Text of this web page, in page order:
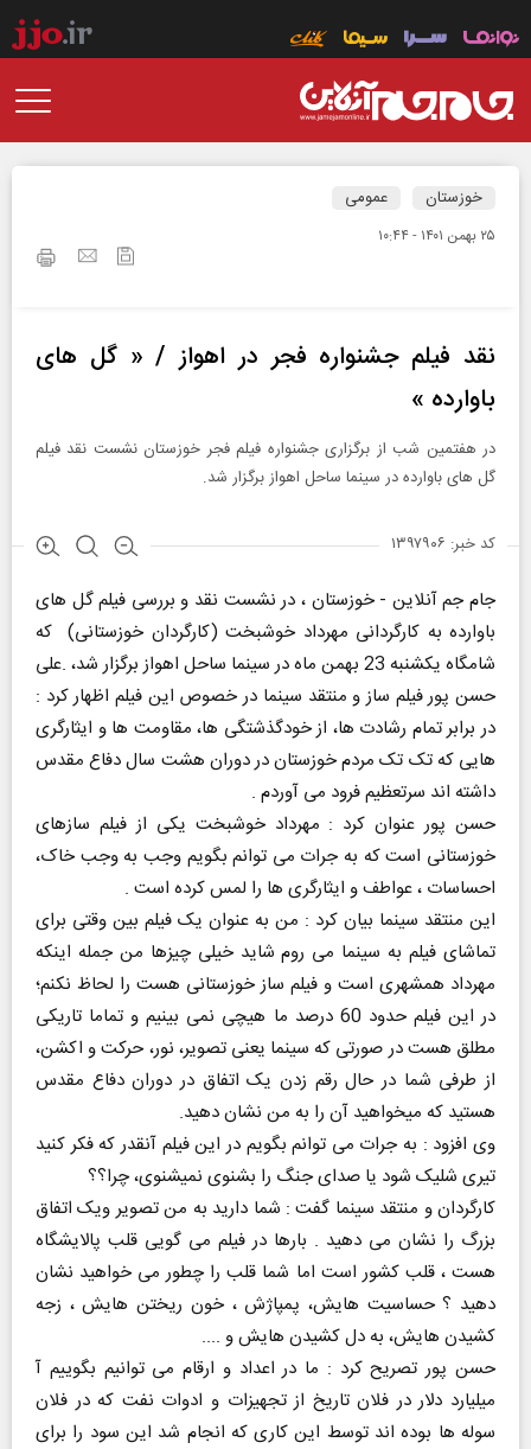
خوزستان عمومی
۲۵ بهمن ۱۴۰۱ - ۱۰:۴۴
نقد فیلم جشنواره فجر در اهواز / « گل های
باوارده »
در هفتمین شب از برگزاری جشنواره فیلم فجر خوزستان نشست نقد فیلم
گل های باوارده در سینما ساحل اهواز برگزار شد.
کد خبر: ۱۳۹۷۹۰۶
جام جم آنلاین - خوزستان ، در نشست نقد و بررسی فیلم گل های
باوارده به کارگردانی مهرداد خوشبخت (کارگردان خوزستانی) که
شامگاه یکشنبه 23 بهمن ماه در سینما ساحل اهواز برگزار شد، .علی
حسن پور فیلم ساز و منتقد سینما در خصوص این فیلم اظهار کرد :
در برابر تمام رشادت ها، از خودگذشتگی ها، مقاومت ها و ایثارگری
هایی که تک تک مردم خوزستان در دوران هشت سال دفاع مقدس
داشته اند سرتعظیم فرود می آوردم .
حسن پور عنوان کرد : مهرداد خوشبخت یکی از فیلم سازهای
خوزستانی است که به جرات می توانم بگویم وجب به وجب خاک،
احساسات ، عواطف و ایثارگری ها را لمس کرده است .
این منتقد سینما بیان کرد : من به عنوان یک فیلم بین وقتی برای
تماشای فیلم به سینما می روم شاید خیلی چیزها من جمله اینکه
مهرداد همشهری است و فیلم ساز خوزستانی هست را لحاظ نکنم؛
در این فیلم حدود 60 درصد ما هیچی نمی بینیم و تماما تاریکی
مطلق هست در صورتی که سینما یعنی تصویر، نور، حرکت و اکشن،
از طرفی شما در حال رقم زدن یک اتفاق در دوران دفاع مقدس
هستید که میخواهید آن را به من نشان دهید.
وی افزود : به جرات می توانم بگویم در این فیلم آنقدر که فکر کنید
تیری شلیک شود یا صدای جنگ را بشنوی نمیشنوی، چرا؟؟
کارگردان و منتقد سینما گفت : شما دارید به من تصویر ویک اتفاق
بزرگ را نشان می دهید . بارها در فیلم می گویی قلب پالایشگاه
هست ، قلب کشور است اما شما قلب را چطور می خواهید نشان
دهید ؟ حساسیت هایش، پمپاژش ، خون ریختن هایش ، زجه
کشیدن هایش، به دل کشیدن هایش و ....
حسن پور تصریح کرد : ما در اعداد و ارقام می توانیم بگوییم آ
میلیارد دلار در فلان تاریخ از تجهیزات و ادوات نفت که در فلان
سوله ها بوده اند توسط این کاری که انجام شد این سود را برای